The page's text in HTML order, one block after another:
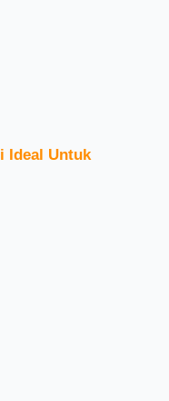
Ideal Untuk